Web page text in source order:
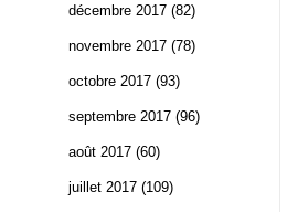
décembre 2017 (82)
novembre 2017 (78)
octobre 2017 (93)
septembre 2017 (96)
août 2017 (60)
juillet 2017 (109)